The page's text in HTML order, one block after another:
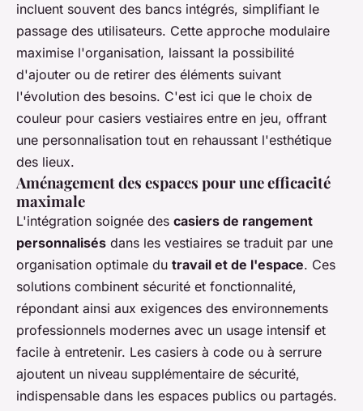
incluent souvent des bancs intégrés, simplifiant le
passage des utilisateurs. Cette approche modulaire
maximise l'organisation, laissant la possibilité
d'ajouter ou de retirer des éléments suivant
l'évolution des besoins. C'est ici que le choix de
couleur pour casiers vestiaires entre en jeu, offrant
une personnalisation tout en rehaussant l'esthétique
des lieux.
Aménagement des espaces pour une efficacité
maximale
L'intégration soignée des casiers de rangement
personnalisés dans les vestiaires se traduit par une
organisation optimale du travail et de l'espace. Ces
solutions combinent sécurité et fonctionnalité,
répondant ainsi aux exigences des environnements
professionnels modernes avec un usage intensif et
facile à entretenir. Les casiers à code ou à serrure
ajoutent un niveau supplémentaire de sécurité,
indispensable dans les espaces publics ou partagés.